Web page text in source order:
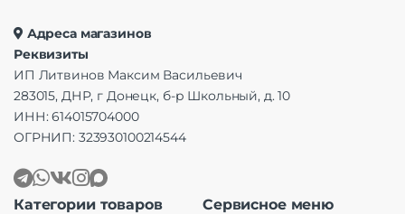
Адреса магазинов
Реквизиты
ИП Литвинов Максим Васильевич
283015, ДНР, г Донецк, б-р Школьный, д. 10
ИНН: 614015704000
ОГРНИП: 323930100214544
Категории товаров Сервисное меню